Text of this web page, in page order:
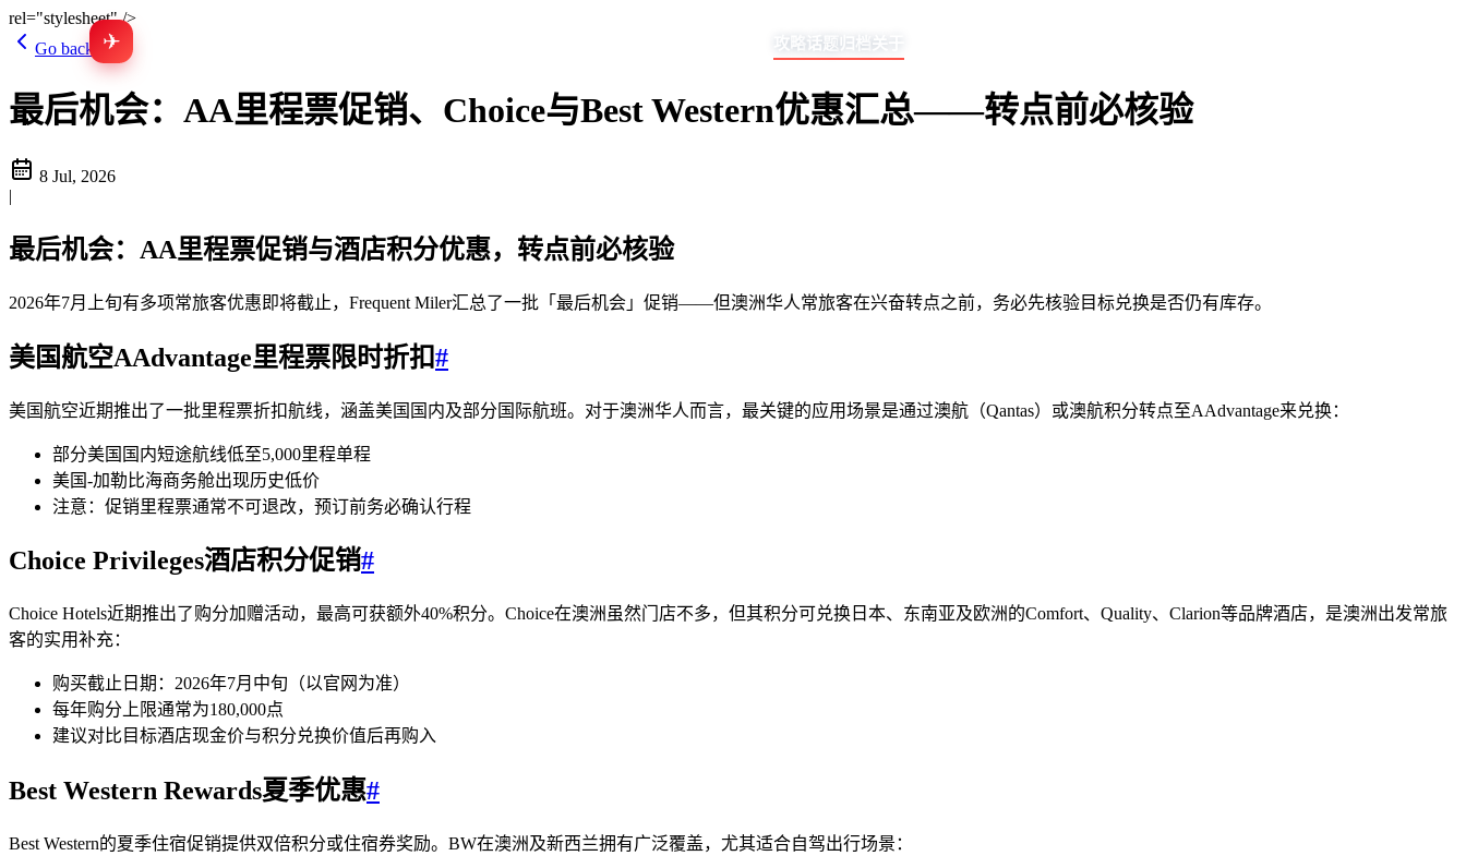
rel="stylesheet" />
✈ 攻略 话题 归档 关于
Go back
最后机会：AA里程票促销、Choice与Best Western优惠汇总——转点前必核验
8 Jul, 2026
|
最后机会：AA里程票促销与酒店积分优惠，转点前必核验
2026年7月上旬有多项常旅客优惠即将截止，Frequent Miler汇总了一批「最后机会」促销——但澳洲华人常旅客在兴奋转点之前，务必先核验目标兑换是否仍有库存。
美国航空AAdvantage里程票限时折扣#
美国航空近期推出了一批里程票折扣航线，涵盖美国国内及部分国际航班。对于澳洲华人而言，最关键的应用场景是通过澳航（Qantas）或澳航积分转点至AAdvantage来兑换：
部分美国国内短途航线低至5,000里程单程
美国-加勒比海商务舱出现历史低价
注意：促销里程票通常不可退改，预订前务必确认行程
Choice Privileges酒店积分促销#
Choice Hotels近期推出了购分加赠活动，最高可获额外40%积分。Choice在澳洲虽然门店不多，但其积分可兑换日本、东南亚及欧洲的Comfort、Quality、Clarion等品牌酒店，是澳洲出发常旅
客的实用补充：
购买截止日期：2026年7月中旬（以官网为准）
每年购分上限通常为180,000点
建议对比目标酒店现金价与积分兑换价值后再购入
Best Western Rewards夏季优惠#
Best Western的夏季住宿促销提供双倍积分或住宿券奖励。BW在澳洲及新西兰拥有广泛覆盖，尤其适合自驾出行场景：